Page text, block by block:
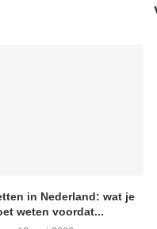
in Nederland: wat je
weten voordat...